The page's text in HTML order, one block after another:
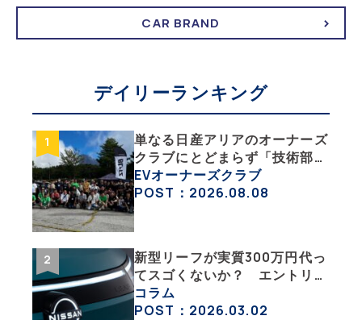
CAR BRAND
デイリーランキング
単なる日産アリアのオーナーズ
クラブにとどまらず「技術部」
「バイク部」「釣り部」など多
彩な趣味人集合体がAOCJ【
EVオーナーズクラブ
POST：2026.08.08
新型リーフが実質300万円代っ
てスゴくないか？ エントリー
グレード「B5」の中身を詳細
チェックした
コラム
POST：2026.03.02